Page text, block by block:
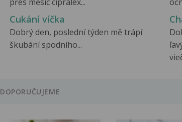
přes měsíc cipralex...
Cukání víčka
Dobrý den, poslední týden mě trápí
škubání spodního...
DOPORUČUJEME